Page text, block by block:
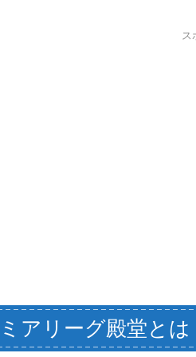
ス
アリーグ殿堂とは